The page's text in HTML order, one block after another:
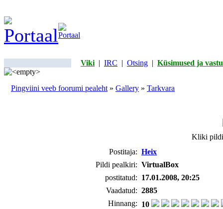
Viki | IRC | Otsing | Küsimused ja
Pingviini veeb foorumi pealeht » Gallery » Tarkvara
Kliki
Postitaja: Heix
Pildi pealkiri: VirtualBox
postitatud: 17.01.2008, 20:25
Vaadatud: 2885
Hinnang: 10